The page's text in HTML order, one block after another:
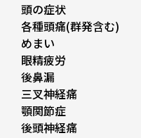
頭の症状
各種頭痛(群発含む)
めまい
眼精疲労
後鼻漏
三叉神経痛
顎関節症
後頭神経痛